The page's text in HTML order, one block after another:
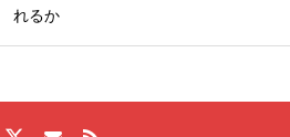
れるか